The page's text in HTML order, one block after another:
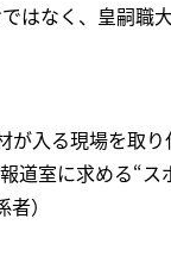
はなく、皇嗣職
が入る現場を取
道室に求める“ス
）